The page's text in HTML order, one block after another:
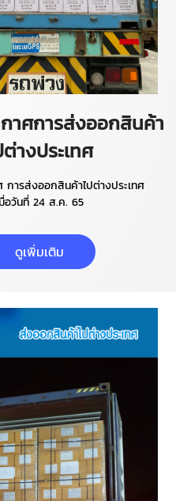
าศการส่งออกสินค้า
ต่างประเทศ
การส่งออกสินค้าไปต่างประเทศ
อวันที่ 24 ส.ค. 65
ดูเพิ่มเติม